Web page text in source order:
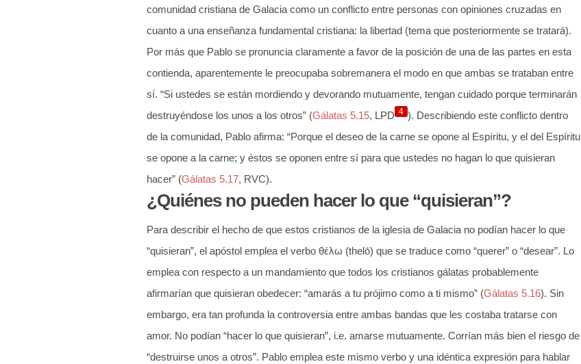
comunidad cristiana de Galacia como un conflicto entre personas con opiniones cruzadas en
cuanto a una enseñanza fundamental cristiana: la libertad (tema que posteriormente se tratará).
Por más que Pablo se pronuncia claramente a favor de la posición de una de las partes en esta
contienda, aparentemente le preocupaba sobremanera el modo en que ambas se trataban entre
sí. “Si ustedes se están mordiendo y devorando mutuamente, tengan cuidado porque terminarán
destruyéndose los unos a los otros” (Gálatas 5.15, LPD 4 ). Describiendo este conflicto dentro
de la comunidad, Pablo afirma: “Porque el deseo de la carne se opone al Espíritu, y el del Espíritu
se opone a la carne; y éstos se oponen entre sí para que ustedes no hagan lo que quisieran
hacer” (Gálatas 5.17, RVC).
¿Quiénes no pueden hacer lo que “quisieran”?
Para describir el hecho de que estos cristianos de la iglesia de Galacia no podían hacer lo que
“quisieran”, el apóstol emplea el verbo θέλω (thelō) que se traduce como “querer” o “desear”. Lo
emplea con respecto a un mandamiento que todos los cristianos gálatas probablemente
afirmarían que quisieran obedecer: “amarás a tu prójimo como a ti mismo” (Gálatas 5.16). Sin
embargo, era tan profunda la controversia entre ambas bandas que les costaba tratarse con
amor. No podían “hacer lo que quisieran”, i.e. amarse mutuamente. Corrían más bien el riesgo de
“destruirse unos a otros”. Pablo emplea este mismo verbo y una idéntica expresión para hablar